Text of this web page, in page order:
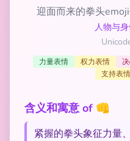
迎面而来的拳头
人物与
力量表情 权力表情
支持表情
含义和寓意 of 👊
紧握的拳头象征力量